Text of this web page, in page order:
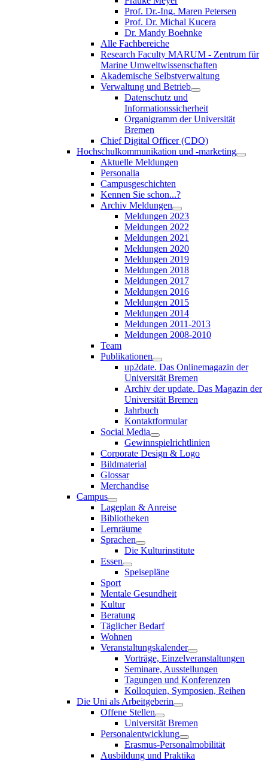
Prof. Dr.-Ing. Maren Petersen
Prof. Dr. Michal Kucera
Dr. Mandy Boehnke
Alle Fachbereiche
Research Faculty MARUM - Zentrum für
Marine Umweltwissenschaften
Akademische Selbstverwaltung
Verwaltung und Betrieb
Datenschutz und
Informationssicherheit
Organigramm der Universität
Bremen
Chief Digital Officer (CDO)
Hochschulkommunikation und -marketing
Aktuelle Meldungen
Personalia
Campusgeschichten
Kennen Sie schon...?
Archiv Meldungen
Meldungen 2023
Meldungen 2022
Meldungen 2021
Meldungen 2020
Meldungen 2019
Meldungen 2018
Meldungen 2017
Meldungen 2016
Meldungen 2015
Meldungen 2014
Meldungen 2011-2013
Meldungen 2008-2010
Team
Publikationen
up2date. Das Onlinemagazin der
Universität Bremen
Archiv der update. Das Magazin der
Universität Bremen
Jahrbuch
Kontaktformular
Social Media
Gewinnspielrichtlinien
Corporate Design & Logo
Bildmaterial
Glossar
Merchandise
Campus
Lageplan & Anreise
Bibliotheken
Lernräume
Sprachen
Die Kulturinstitute
Essen
Speisepläne
Sport
Mentale Gesundheit
Kultur
Beratung
Täglicher Bedarf
Wohnen
Veranstaltungskalender
Vorträge, Einzelveranstaltungen
Seminare, Ausstellungen
Tagungen und Konferenzen
Kolloquien, Symposien, Reihen
Die Uni als Arbeitgeberin
Offene Stellen
Universität Bremen
Personalentwicklung
Erasmus-Personalmobilität
Ausbildung und Praktika